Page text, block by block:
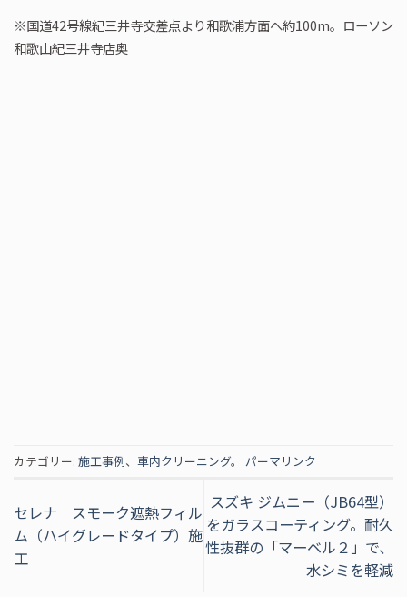
※国道42号線紀三井寺交差点より和歌浦方面へ約100m。ローソン
和歌山紀三井寺店奥
カテゴリー: 施工事例、 車内クリーニング。 パーマリンク
セレナ スモーク遮熱フィル
ム（ハイグレードタイプ）施
工
スズキ ジムニー（JB64型）
をガラスコーティング。耐久
性抜群の「マーベル２」で、
水シミを軽減